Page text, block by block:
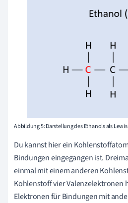
Abbildung 5: Darstellung des Ethanols als
Du kannst hier ein
Bindungen eingegangen ist.
einmal mit einem anderen
Kohlenstoff vier Valenzelektronen
Elektronen für Bindungen mit